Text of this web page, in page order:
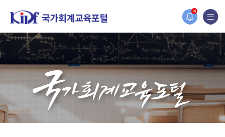
N
홈페이지가 새롭게 개편되었습니다.
한국조세재정연구원홈페이지가 새롭게 개설되었습니다.